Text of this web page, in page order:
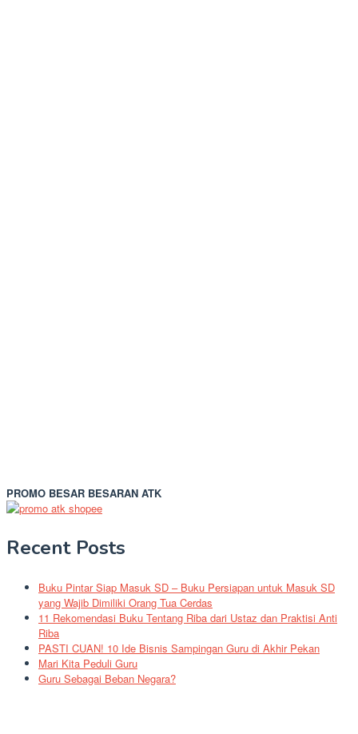
PROMO BESAR BESARAN ATK
Recent Posts
Buku Pintar Siap Masuk SD – Buku Persiapan untuk Masuk SD
yang Wajib Dimiliki Orang Tua Cerdas
11 Rekomendasi Buku Tentang Riba dari Ustaz dan Praktisi Anti
Riba
PASTI CUAN! 10 Ide Bisnis Sampingan Guru di Akhir Pekan
Mari Kita Peduli Guru
Guru Sebagai Beban Negara?